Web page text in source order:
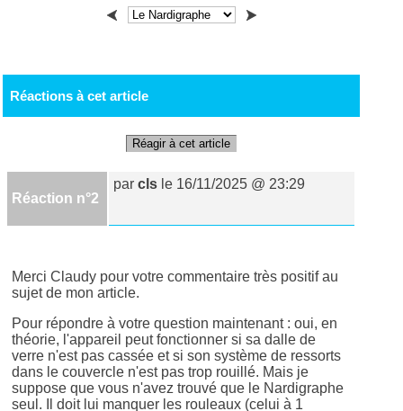
Réactions à cet article
Réagir à cet article
Réaction n°2
parcls le 16/11/2025 @ 23:29
Merci Claudy pour votre commentaire très positif au
sujet de mon article.
Pour répondre à votre question maintenant : oui, en
théorie, l'appareil peut fonctionner si sa dalle de
verre n'est pas cassée et si son système de ressorts
dans le couvercle n'est pas trop rouillé. Mais je
suppose que vous n'avez trouvé que le Nardigraphe
seul. Il doit lui manquer les rouleaux (celui à 1